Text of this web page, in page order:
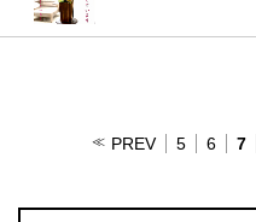
PREV 5 6 7